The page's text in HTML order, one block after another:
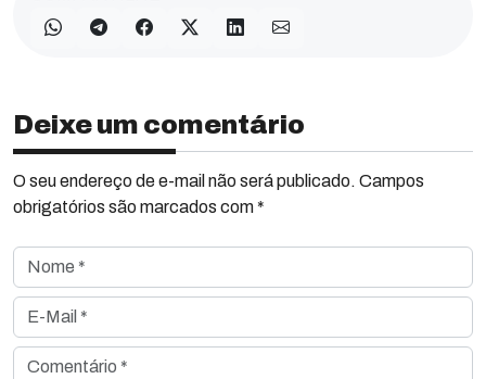
Deixe um comentário
O seu endereço de e-mail não será publicado. Campos
obrigatórios são marcados com *
Nome *
E-Mail *
Comentário *